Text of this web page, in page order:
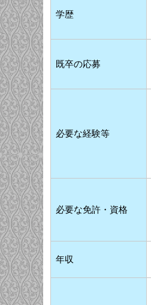
学歴
既卒の応募
必要な経験等
必要な免許・資格
年収